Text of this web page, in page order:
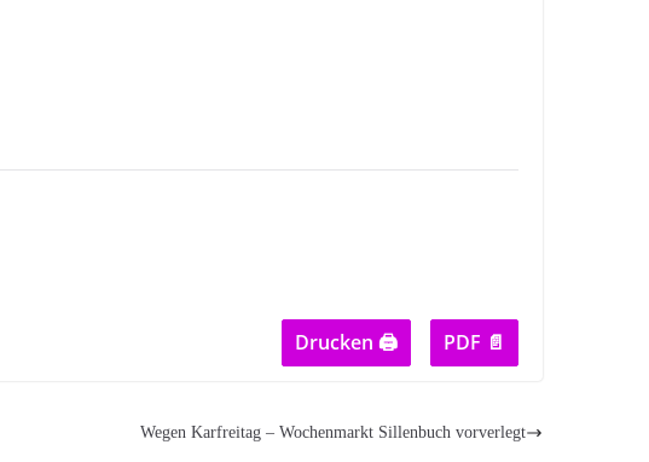
Drucken 🖨 PDF 📄
Wegen Karfreitag – Wochenmarkt Sillenbuch vorverlegt